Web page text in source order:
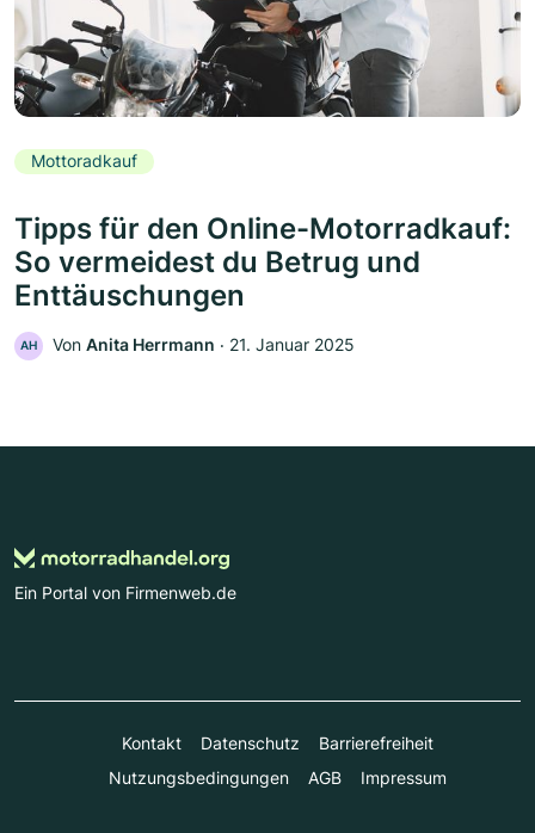
Mottoradkauf
Tipps für den Online-Motorradkauf:
So vermeidest du Betrug und
Enttäuschungen
AH Von Anita Herrmann ‧ 21. Januar 2025
Ein Portal von Firmenweb.de
Kontakt Datenschutz
Barrierefreiheit
Nutzungsbedingungen
AGB Impressum